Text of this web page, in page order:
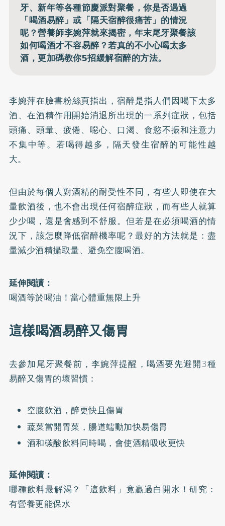
牙、新年等各種節慶派對聚餐，你是否遇過
「喝酒易醉」或「隔天宿醉很痛苦」的情況
呢？營養師李婉萍就來揭密，年末尾牙聚餐該
如何喝酒才不容易醉？若真的不小心喝太多
酒，更加碼教你5招緩解宿醉的方法。
李婉萍在臉書粉絲頁指出，宿醉是指人們因喝下太多
酒、在酒精作用開始消退所出現的一系列症狀，包括
頭痛、頭暈、疲倦、噁心、口渴、食慾不振和注意力
不集中等。若喝得越多，隔天發生宿醉的可能性越
大。
但由於每個人對酒精的耐受性不同，有些人即使在大
量飲酒後，也不會出現任何宿醉症狀，而有些人就算
少少喝，還是會感到不舒服。但若是在必須喝酒的情
況下，該怎麼降低宿醉機率呢？最好的方法就是：盡
量減少酒精攝取量、避免空腹喝酒。
延伸閱讀：
喝酒等於喝油！當心體重無限上升
這樣喝酒易醉又傷胃
去參加尾牙聚餐前，李婉萍提醒，喝酒要先避開3種
易醉又傷胃的壞習慣：
空腹飲酒，醉更快且傷胃
蔬菜當開胃菜，腸道蠕動加快易傷胃
酒和碳酸飲料同時喝，會使酒精吸收更快
延伸閱讀：
哪種飲料最解渴？「這飲料」竟贏過白開水！研究：
有營養更能保水